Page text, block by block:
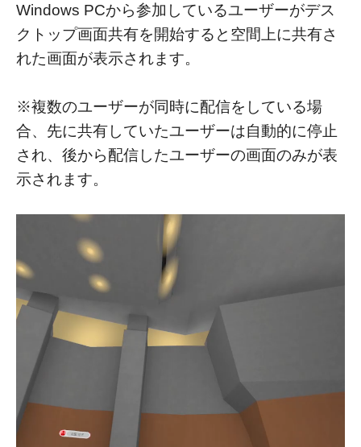
Windows PCから参加しているユーザーがデス
クトップ画面共有を開始すると空間上に共有さ
れた画面が表示されます。
※複数のユーザーが同時に配信をしている場
合、先に共有していたユーザーは自動的に停止
され、後から配信したユーザーの画面のみが表
示されます。